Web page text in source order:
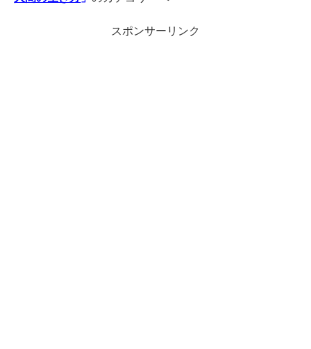
スポンサーリンク